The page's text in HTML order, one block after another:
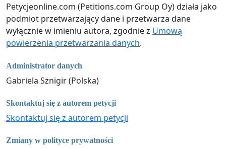
Petycjeonline.com (Petitions.com Group Oy) działa jako
podmiot przetwarzający dane i przetwarza dane
wyłącznie w imieniu autora, zgodnie z Umową
powierzenia przetwarzania danych.
Administrator danych
Gabriela Sznigir (Polska)
Skontaktuj się z autorem petycji
Skontaktuj się z autorem petycji
Zmiany w polityce prywatności